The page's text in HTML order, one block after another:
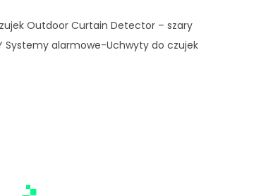
Outdoor Curtain Detector – szary
Systemy alarmowe-Uchwyty do czujek